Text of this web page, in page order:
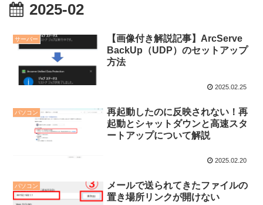
2025-02
サーバー
【画像付き解説記事】ArcServe
BackUp（UDP）のセットアップ
方法
2025.02.25
パソコン
再起動したのに反映されない！再
起動とシャットダウンと高速スタ
ートアップについて解説
2025.02.20
パソコン
メールで送られてきたファイルの
置き場所リンクが開けない